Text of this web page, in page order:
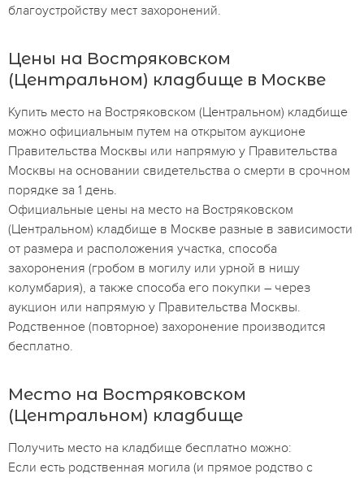
благоустройству мест захоронений.
Цены на Востряковском
(Центральном) кладбище в Москве
Купить место на Востряковском (Центральном) кладбище
можно официальным путем на открытом аукционе
Правительства Москвы или напрямую у Правительства
Москвы на основании свидетельства о смерти в срочном
порядке за 1 день.
Официальные цены на место на Востряковском
(Центральном) кладбище в Москве разные в зависимости
от размера и расположения участка, способа
захоронения (гробом в могилу или урной в нишу
колумбария), а также способа его покупки – через
аукцион или напрямую у Правительства Москвы.
Родственное (повторное) захоронение производится
бесплатно.
Место на Востряковском
(Центральном) кладбище
Получить место на кладбище бесплатно можно:
Если есть родственная могила (и прямое родство с